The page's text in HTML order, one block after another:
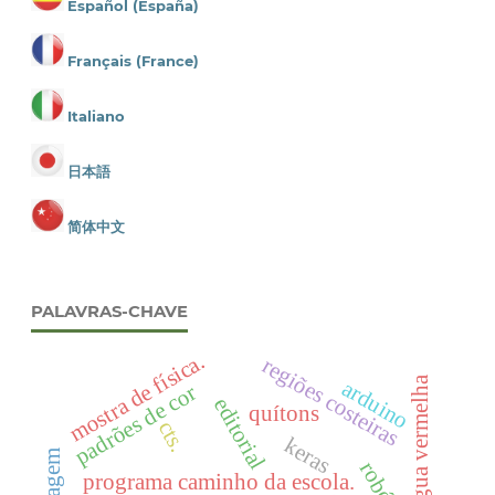
Español (España)
Français (France)
Italiano
日本語
简体中文
PALAVRAS-CHAVE
editorial
programa caminho da escola.
padrões de cor quítons
regiões costeiras
keras
mostra de física.
cts. Água vermelha
arduino